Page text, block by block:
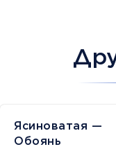
Ясиноватая —
Обоянь